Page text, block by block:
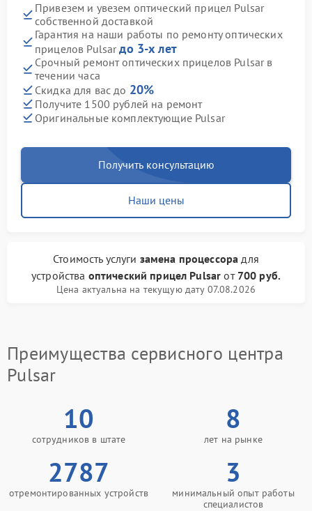
Привезем и увезем оптический прицел Pulsar
собственной доставкой
Гарантия на наши работы по ремонту оптических
прицелов Pulsarдо 3-х лет
Срочный ремонт оптических прицелов Pulsar в
течении часа
Скидка для вас до 20%
Получите 1500 рублей на ремонт
Оригинальные комплектующие Pulsar
Получить консультацию
Наши цены
Стоимость услуги замена процессора для
устройства оптический прицел Pulsar от 700 руб.
Цена актуальна на текущую дату 07.08.2026
Преимущества сервисного центра
Pulsar
10
сотрудников в штате
8
лет на рынке
2787
отремонтированных устройств
3
минимальный опыт работы
специалистов